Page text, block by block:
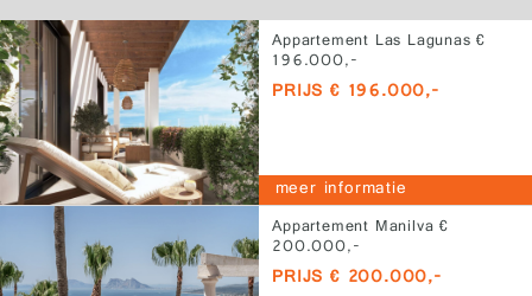
Appartement Las Lagunas €
196.000,-
PRIJS € 196.000,-
meer informatie
Appartement Manilva €
200.000,-
PRIJS € 200.000,-